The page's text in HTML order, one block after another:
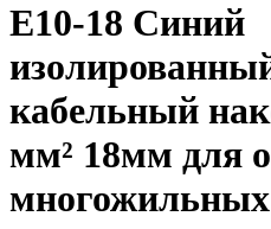
E10-18 Синий
кабельный
мм² 18мм для
многожильных